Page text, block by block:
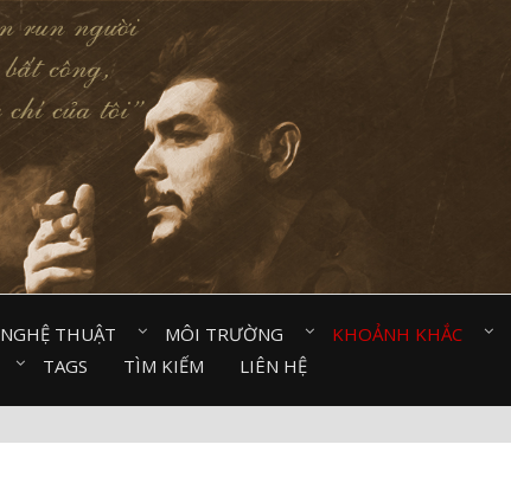
NGHỆ THUẬT⠀ MÔI TRƯỜNG⠀ KHOẢNH KHẮC⠀
TAGS TÌM KIẾM LIÊN HỆ